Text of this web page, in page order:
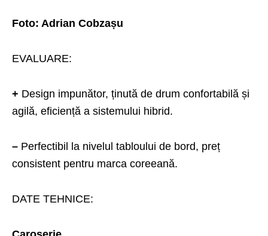
Foto: Adrian Cobzașu
EVALUARE:
+ Design impunător, ținută de drum confortabilă și
agilă, eficiență a sistemului hibrid.
– Perfectibil la nivelul tabloului de bord, preț
consistent pentru marca coreeană.
DATE TEHNICE: